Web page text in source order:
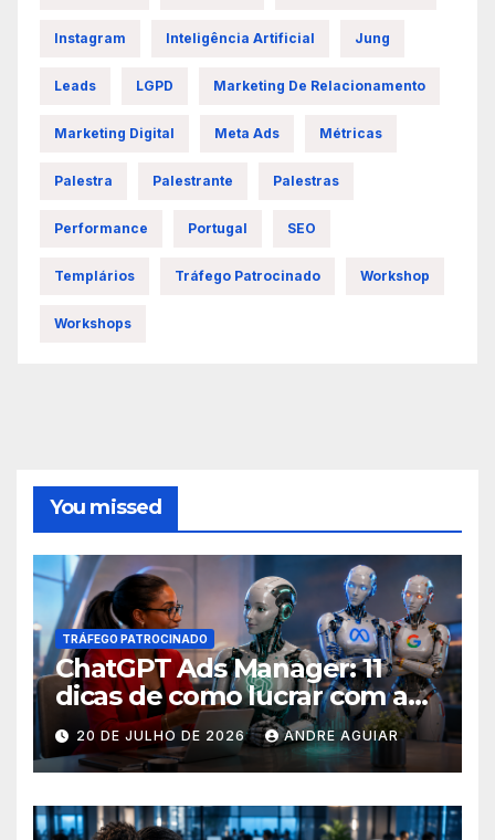
Instagram Inteligência Artificial Jung
Leads LGPD Marketing De Relacionamento
Marketing Digital Meta Ads Métricas
Palestra Palestrante Palestras
Performance Portugal SEO
Templários Tráfego Patrocinado Workshop
Workshops
You missed
TRÁFEGO PATROCINADO
ChatGPT Ads Manager: 11
dicas de como lucrar com as
buscas nas ferramentas de
inteligência artificial
20 DE JULHO DE 2026 ANDRE AGUIAR